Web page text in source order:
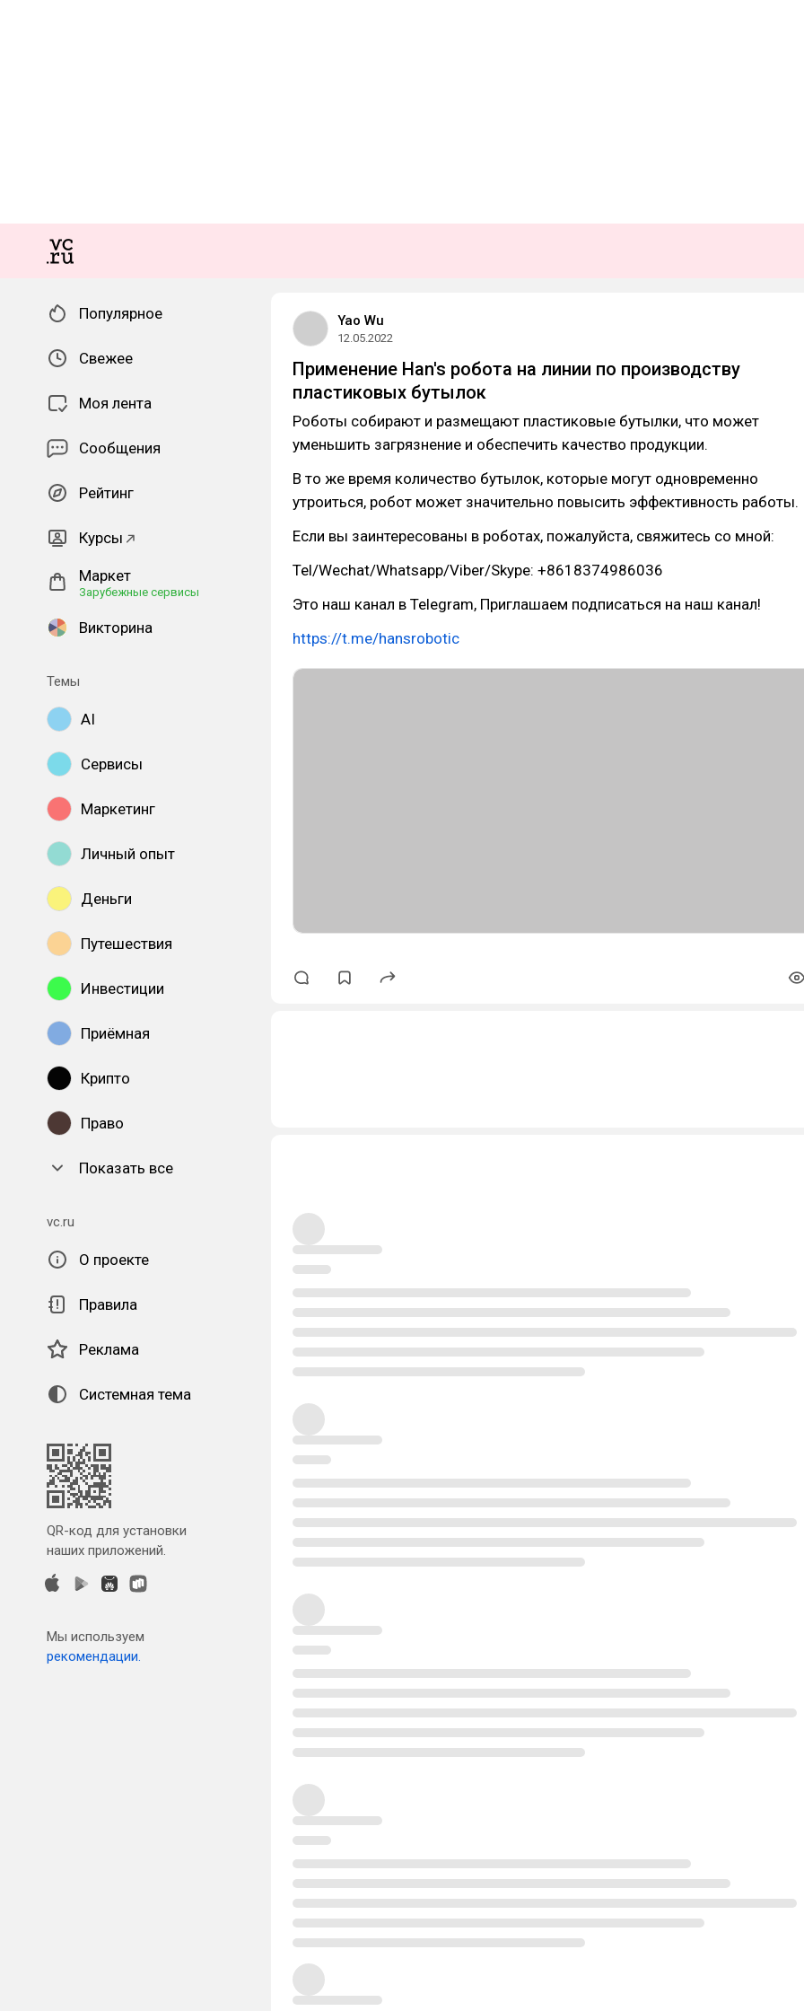
Популярное
Свежее
Моя лента
Сообщения
Рейтинг
Курсы
Маркет
Зарубежные сервисы
Викторина
Темы
AI
Сервисы
Маркетинг
Личный опыт
Деньги
Путешествия
Инвестиции
Приёмная
Крипто
Право
Показать все
vc.ru
О проекте
Правила
Реклама
Системная тема
QR-код для установки
наших приложений.
Мы используем
рекомендации.
Yao Wu
12.05.2022
Применение Han's робота на линии по производству
пластиковых бутылок
Роботы собирают и размещают пластиковые бутылки, что может
уменьшить загрязнение и обеспечить качество продукции.
В то же время количество бутылок, которые могут одновременно
утроиться, робот может значительно повысить эффективность работы.
Если вы заинтересованы в роботах, пожалуйста, свяжитесь со мной:
Tel/Wechat/Whatsapp/Viber/Skype: +8618374986036
Это наш канал в Telegram, Приглашаем подписаться на наш канал!
https://t.me/hansrobotic